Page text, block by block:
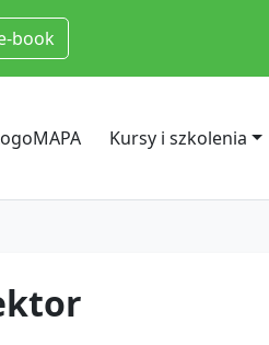
book
Kursy i szkolenia